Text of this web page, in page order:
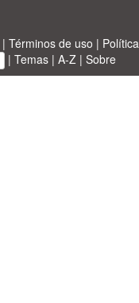
| Términos de uso | Política
| Temas | A-Z | Sobre